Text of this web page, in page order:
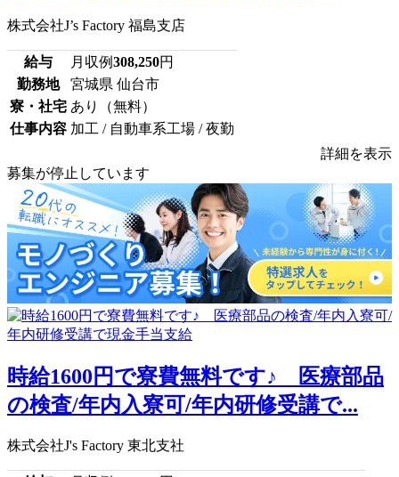
株式会社J’s Factory 福島支店
給与 月収例308,250円
勤務地
宮城県 仙台市
寮・社宅 あり（無料）
仕事内容 加工 / 自動車系工場 / 夜勤
詳細を表示
募集が停止しています
時給1600円で寮費無料です♪ 医療部品
の検査/年内入寮可/年内研修受講で...
株式会社J's Factory 東北支社